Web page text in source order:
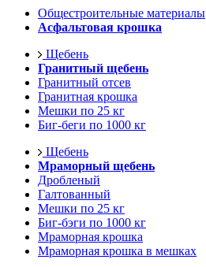
Общестроительные материалы
Асфальтовая крошка
Щебень
Гранитный щебень
Гранитный отсев
Гранитная крошка
Мешки по 25 кг
Биг-беги по 1000 кг
Щебень
Мраморный щебень
Дробленый
Галтованный
Мешки по 25 кг
Биг-бэги по 1000 кг
Мраморная крошка
Мраморная крошка в мешках